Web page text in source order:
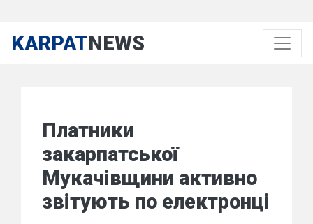
KARPATNEWS
Платники
закарпатської
Мукачівщини активно
звітують по електронці